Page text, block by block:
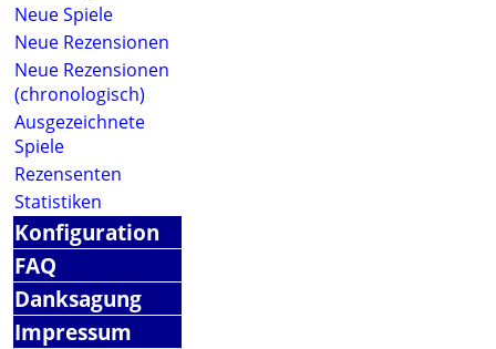
Neue Spiele
Neue Rezensionen
Neue Rezensionen
(chronologisch)
Ausgezeichnete
Spiele
Rezensenten
Statistiken
Konfiguration
FAQ
Danksagung
Impressum